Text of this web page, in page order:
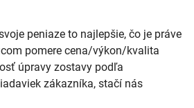
peniaze to najlepšie, čo je práve
pomere cena/výkon/kvalita
úpravy zostavy podľa
zákazníka, stačí nás